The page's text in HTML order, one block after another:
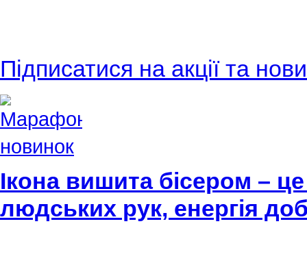
Підписатися на акції та
Ікона вишита бісером –
людських рук, енергія